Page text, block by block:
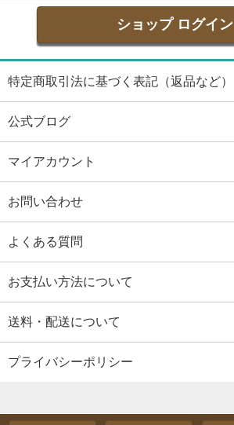
ショップ ログイン
特定商取引法に基づく表記（返品など）
公式ブログ
マイアカウント
お問い合わせ
よくある質問
お支払い方法について
送料・配送について
プライバシーポリシー